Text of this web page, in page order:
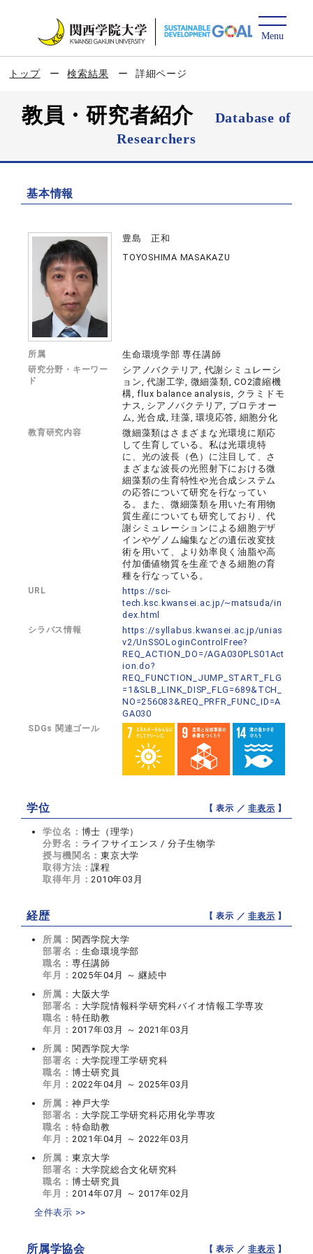
トップ 検索結果 詳細ページ
教員・研究者紹介
Database of
Researchers
基本情報
豊島 正和
TOYOSHIMA MASAKAZU
所属 生命環境学部 専任講師
研究分野・キーワー
ド
シアノバクテリア, 代謝シミュレーシ
ョン, 代謝工学, 微細藻類, CO2濃縮機
構, flux balance analysis, クラミドモ
ナス, シアノバクテリア, プロテオー
ム, 光合成, 珪藻, 環境応答, 細胞分化
教育研究内容
微細藻類はさまざまな光環境に順応
して生育している。私は光環境特
に、光の波長（色）に注目して、さ
まざまな波長の光照射下における微
細藻類の生育特性や光合成システム
の応答について研究を行なってい
る。また、微細藻類を用いた有用物
質生産についても研究しており、代
謝シミュレーションによる細胞デザ
インやゲノム編集などの遺伝改変技
術を用いて、より効率良く油脂や高
付加価値物質を生産できる細胞の育
種を行なっている。
URL
https://sci-
tech.ksc.kwansei.ac.jp/~matsuda/in
dex.html
シラバス情報
https://syllabus.kwansei.ac.jp/unias
v2/UnSSOLoginControlFree?
REQ_ACTION_DO=/AGA030PLS01Act
ion.do?
REQ_FUNCTION_JUMP_START_FLG
=1&SLB_LINK_DISP_FLG=689&TCH_
NO=256083&REQ_PRFR_FUNC_ID=A
GA030
SDGs 関連ゴール
学位 【 表示 ／非表示 】
学位名： 博士（理学）
分野名： ライフサイエンス / 分子生物学
授与機関名：東京大学
取得方法：課程
取得年月： 2010年03月
経歴 【 表示 ／非表示 】
所属： 関西学院大学
部署名： 生命環境学部
職名： 専任講師
年月： 2025年04月 ～ 継続中
所属： 大阪大学
部署名： 大学院情報科学研究科バイオ情報工学専攻
職名： 特任助教
年月： 2017年03月 ～ 2021年03月
所属： 関西学院大学
部署名： 大学院理工学研究科
職名： 博士研究員
年月： 2022年04月 ～ 2025年03月
所属： 神戸大学
部署名： 大学院工学研究科応用化学専攻
職名： 特命助教
年月： 2021年04月 ～ 2022年03月
所属： 東京大学
部署名： 大学院総合文化研究科
職名： 博士研究員
年月： 2014年07月 ～ 2017年02月
全件表示 >>
所属学協会 【 表示 ／非表示 】